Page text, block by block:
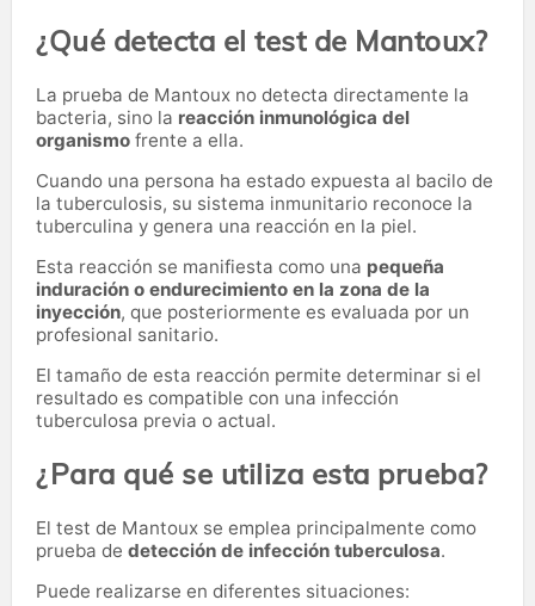
¿Qué detecta el test de Mantoux?
La prueba de Mantoux no detecta directamente la
bacteria, sino la reacción inmunológica del
organismo frente a ella.
Cuando una persona ha estado expuesta al bacilo de
la tuberculosis, su sistema inmunitario reconoce la
tuberculina y genera una reacción en la piel.
Esta reacción se manifiesta como una pequeña
induración o endurecimiento en la zona de la
inyección, que posteriormente es evaluada por un
profesional sanitario.
El tamaño de esta reacción permite determinar si el
resultado es compatible con una infección
tuberculosa previa o actual.
¿Para qué se utiliza esta prueba?
El test de Mantoux se emplea principalmente como
prueba de detección de infección tuberculosa.
Puede realizarse en diferentes situaciones: